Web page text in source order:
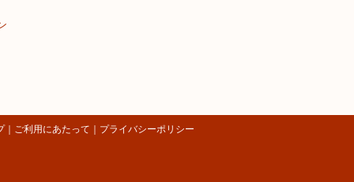
｜ ご利用にあたって プライバシーポリシー